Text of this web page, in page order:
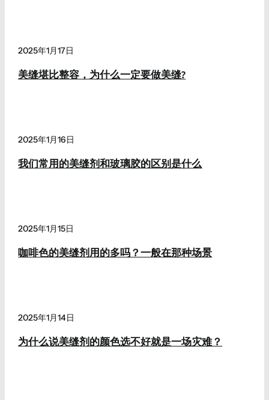
2025年1月17日
美缝堪比整容，为什么一定要做美缝?
2025年1月16日
我们常用的美缝剂和玻璃胶的区别是什么
2025年1月15日
咖啡色的美缝剂用的多吗？一般在那种场景
2025年1月14日
为什么说美缝剂的颜色选不好就是一场灾难？